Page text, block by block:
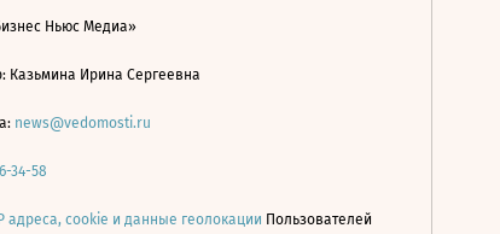
Ньюс Медиа»
Казьмина Ирина Сергеевна
news@vedomosti.ru
34-58
IP адреса, cookie и данные геолокации Пользователей